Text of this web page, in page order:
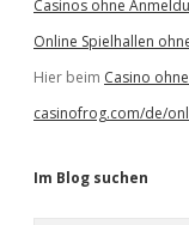
Casinos ohne
Online Spielhallen
Hier beim Casino
casinofrog.com/de/
Im Blog suchen